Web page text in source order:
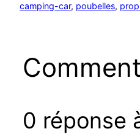
camping-car, poubelles,
0 réponse